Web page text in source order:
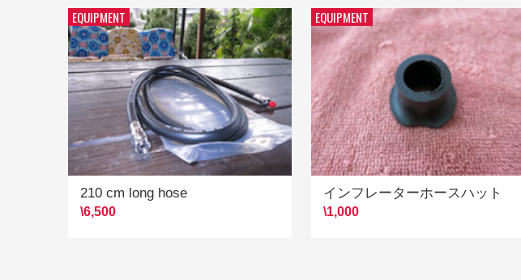
EQUIPMENT
210 cm long hose
\6,500
EQUIPMENT
インフレーターホースハット
\1,000